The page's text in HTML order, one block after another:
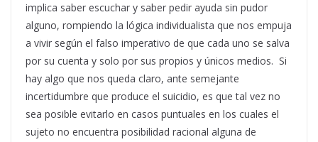
implica saber escuchar y saber pedir ayuda sin pudor
alguno, rompiendo la lógica individualista que nos empuja
a vivir según el falso imperativo de que cada uno se salva
por su cuenta y solo por sus propios y únicos medios. Si
hay algo que nos queda claro, ante semejante
incertidumbre que produce el suicidio, es que tal vez no
sea posible evitarlo en casos puntuales en los cuales el
sujeto no encuentra posibilidad racional alguna de